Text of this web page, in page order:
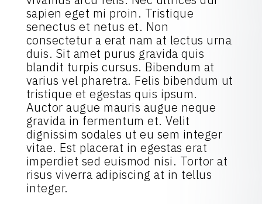
sapien eget mi proin. Tristique
senectus et netus et. Non
consectetur a erat nam at lectus urna
duis. Sit amet purus gravida quis
blandit turpis cursus. Bibendum at
varius vel pharetra. Felis bibendum ut
tristique et egestas quis ipsum.
Auctor augue mauris augue neque
gravida in fermentum et. Velit
dignissim sodales ut eu sem integer
vitae. Est placerat in egestas erat
imperdiet sed euismod nisi. Tortor at
risus viverra adipiscing at in tellus
integer.